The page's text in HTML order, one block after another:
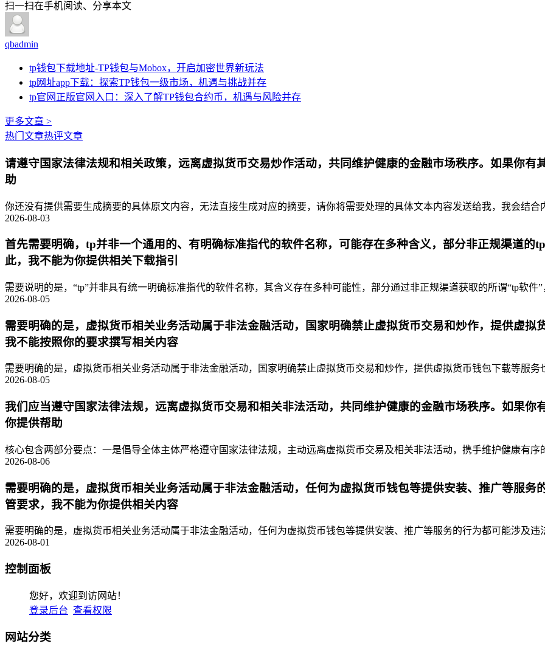
扫一扫在手机阅读、分享本文
qbadmin
tp钱包下载地址-TP钱包与Mobox，开启加密世界新玩法
tp网址app下载：探索TP钱包一级市场，机遇与挑战并存
tp官网正版官网入口：深入了解TP钱包合约币，机遇与风险并存
更多文章 >
热门文章热评文章
请遵守国家法律法规和相关政策，远离虚拟货币交易炒作活动，共同维护健康的金融市场秩序。如果你
助
你还没有提供需要生成摘要的具体原文内容，无法直接生成对应的摘要，请你将需要处理的具体文本内容发送给我，我会结合
2026-08-03
首先需要明确，tp并非一个通用的、有明确标准指代的软件名称，可能存在多种含义，部分非正规渠道的
此，我不能为你提供相关下载指引
需要说明的是，“tp”并非具有统一明确标准指代的软件名称，其含义存在多种可能性，部分通过非正规渠道获取的所谓“tp软
2026-08-05
需要明确的是，虚拟货币相关业务活动属于非法金融活动，国家明确禁止虚拟货币交易和炒作，提供虚
我不能按照你的要求撰写相关内容
需要明确的是，虚拟货币相关业务活动属于非法金融活动，国家明确禁止虚拟货币交易和炒作，提供虚拟货币钱包下载等服
2026-08-05
我们应当遵守国家法律法规，远离虚拟货币交易和相关非法活动，共同维护健康的金融市场秩序。如果
你提供帮助
核心包含两部分要点：一是倡导全体主体严格遵守国家法律法规，主动远离虚拟货币交易及相关非法活动，携手维护健康有
2026-08-06
需要明确的是，虚拟货币相关业务活动属于非法金融活动，任何为虚拟货币钱包等提供安装、推广等服
管要求，我不能为你提供相关内容
需要明确的是，虚拟货币相关业务活动属于非法金融活动，任何为虚拟货币钱包等提供安装、推广等服务的行为都可能涉及
2026-08-01
控制面板
您好，欢迎到访网站！
登录后台 查看权限
网站分类